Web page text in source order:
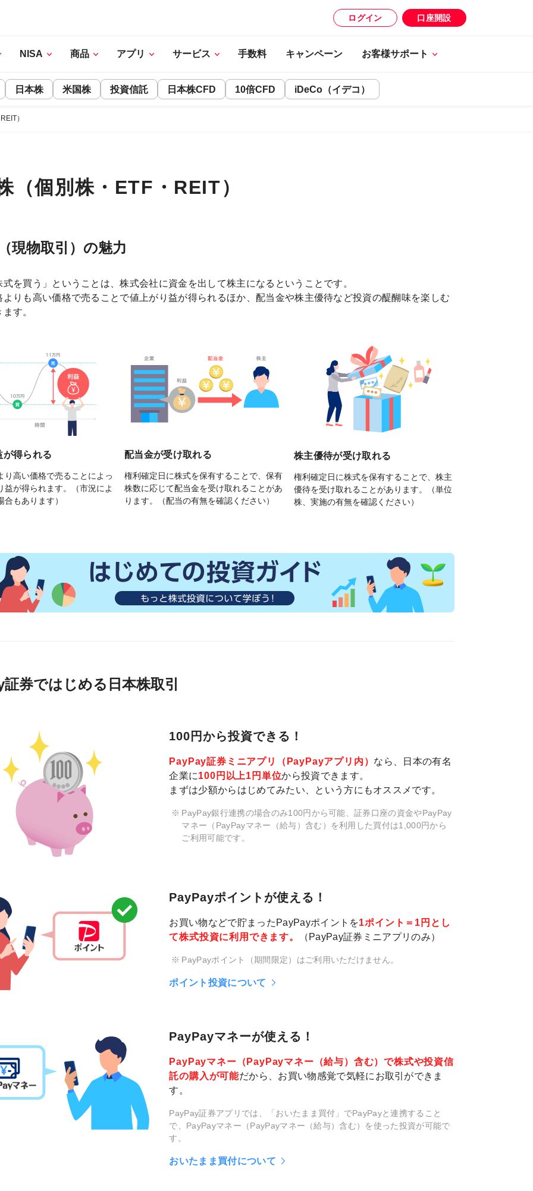
ログイン 口座開設
NISA 商品 アプリ サービス 手数料 キャンペーン お客様サポート
日本株 米国株 投資信託 日本株CFD 10倍CFD iDeCo（イデコ）
）
（個別株・ETF・REIT）
現物取引）の魅力
式を買う」ということは、株式会社に資金を出して株主になるということです。
よりも高い価格で売ることで値上がり益が得られるほか、配当金や株主優待など投資の醍醐味を楽しむ
す。
が得られる
り高い価格で売ることによっ
益が得られます。（市況によ
合もあります）
配当金が受け取れる
権利確定日に株式を保有することで、保有
株数に応じて配当金を受け取れることがあ
ります。（配当の有無を確認ください）
株主優待が受け取れる
権利確定日に株式を保有することで、株主
優待を受け取れることがあります。（単位
株、実施の有無を確認ください）
券ではじめる日本株取引
100円から投資できる！
PayPay証券ミニアプリ（PayPayアプリ内） なら、日本の有名
企業に100円以上1円単位から投資できます。
まずは少額からはじめてみたい、という方にもオススメです。
PayPay銀行連携の場合のみ100円から可能、証券口座の資金やPayPay
マネー（PayPayマネー（給与）含む）を利用した買付は1,000円から
ご利用可能です。
PayPayポイントが使える！
お買い物などで貯まったPayPayポイントを1ポイント＝1円とし
て株式投資に利用できます。
（PayPay証券ミニアプリのみ）
PayPayポイント（期間限定）はご利用いただけません。
ポイント投資について
PayPayマネーが使える！
PayPayマネー（PayPayマネー（給与）含む）で株式や投資信
託の購入が可能だから、お買い物感覚で気軽にお取引ができま
す。
PayPay証券アプリでは、「おいたまま買付」でPayPayと連携すること
で、PayPayマネー（PayPayマネー（給与）含む）を使った投資が可能で
す。
おいたまま買付について